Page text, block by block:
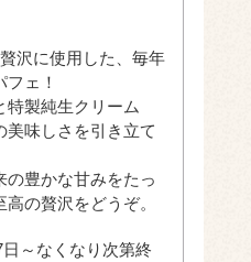
沢に使用した、毎年
ェ！
特製純生クリーム
美味しさを引き立て
の豊かな甘みをたっ
の贅沢をどうぞ。
日～なくなり次第終